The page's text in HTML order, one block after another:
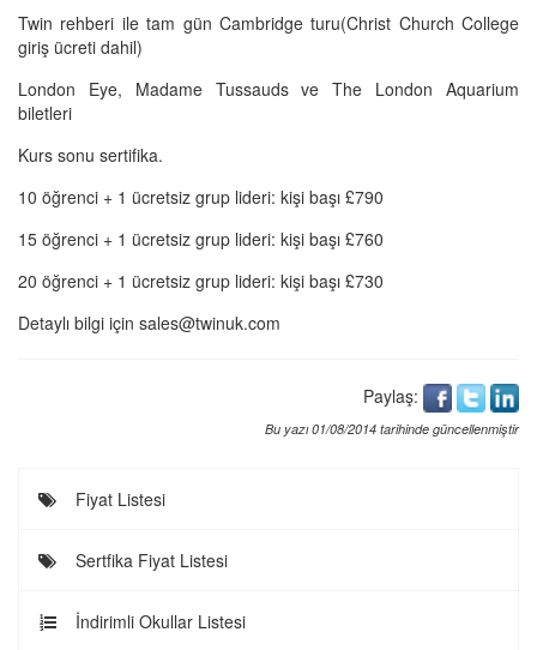
Twin rehberi ile tam gün Cambridge turu(Christ Church College
giriş ücreti dahil)
London Eye, Madame Tussauds ve The London Aquarium
biletleri
Kurs sonu sertifika.
10 öğrenci + 1 ücretsiz grup lideri: kişi başı £790
15 öğrenci + 1 ücretsiz grup lideri: kişi başı £760
20 öğrenci + 1 ücretsiz grup lideri: kişi başı £730
Detaylı bilgi için sales@twinuk.com
Paylaş:
Bu yazı 01/08/2014 tarihinde güncellenmiştir
Fiyat Listesi
Sertfika Fiyat Listesi
İndirimli Okullar Listesi